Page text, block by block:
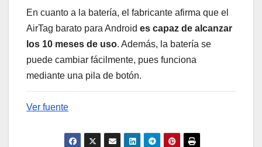
En cuanto a la batería, el fabricante afirma que el
AirTag barato para Android es capaz de alcanzar
los 10 meses de uso. Además, la batería se
puede cambiar fácilmente, pues funciona
mediante una pila de botón.
Ver fuente